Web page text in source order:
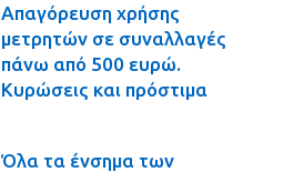
Απαγόρευση χρήσης
μετρητών σε συναλλαγές
πάνω από 500 ευρώ.
Κυρώσεις και πρόστιμα
Όλα τα ένσημα των